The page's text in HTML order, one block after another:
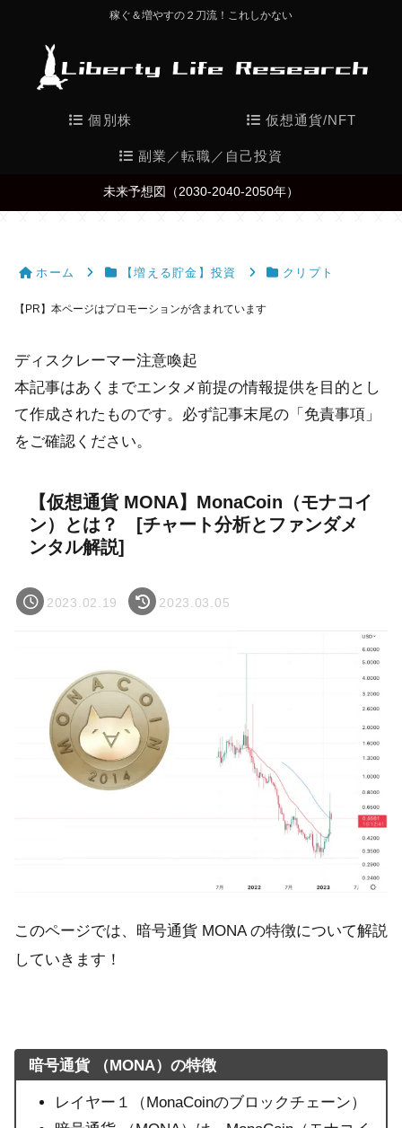
稼ぐ＆増やすの２刀流！これしかない
個別株 仮想通貨/NFT
副業／転職／自己投資
未来予想図（2030-2040-2050年）
ホーム 【増える貯金】投資 クリプト
【PR】本ページはプロモーションが含まれています
ディスクレーマー注意喚起
本記事はあくまでエンタメ前提の情報提供を目的とし
て作成されたものです。必ず記事末尾の「免責事項」
をご確認ください。
【仮想通貨 MONA】MonaCoin（モナコイ
ン）とは？ [チャート分析とファンダメ
ンタル解説]
2023.02.19 2023.03.05
このページでは、暗号通貨 MONA の特徴について解説
していきます！
暗号通貨 （MONA）の特徴
レイヤー１（MonaCoinのブロックチェーン）